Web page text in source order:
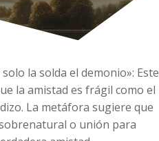
la solda el demonio»: Este
la amistad es frágil como el
La metáfora sugiere que
o unión para